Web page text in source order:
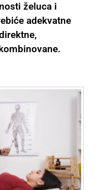
želuca i
adekvatne